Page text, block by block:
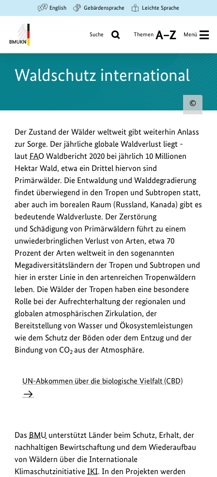
Hauptinhalt
springen
Suche
springen
Hauptnavigation
springen
English Gebärdensprache Leichte Sprache
Umwelt,
und
Sicherheit
Suche Themen
A
Z
Menü
Waldschutz international
Bild
Der Zustand der Wälder weltweit gibt weiterhin Anlass
zur Sorge. Der jährliche globale Waldverlust liegt -
laut FAO Waldbericht 2020 bei jährlich 10 Millionen
Hektar Wald, etwa ein Drittel hiervon sind
Primärwälder. Die Entwaldung und Walddegradierung
findet überwiegend in den Tropen und Subtropen statt,
aber auch im borealen Raum (Russland, Kanada) gibt es
bedeutende Waldverluste. Der Zerstörung
und Schädigung von Primärwäldern führt zu einem
unwiederbringlichen Verlust von Arten, etwa 70
Prozent der Arten weltweit in den sogenannten
Megadiversitätsländern der Tropen und Subtropen und
hier in erster Linie in den artenreichen Tropenwäldern
leben. Die Wälder der Tropen haben eine besondere
Rolle bei der Aufrechterhaltung der regionalen und
globalen atmosphärischen Zirkulation, der
Bereitstellung von Wasser und Ökosystemleistungen
wie dem Schutz der Böden oder dem Entzug und der
Bindung von CO2 aus der Atmosphäre.
UN-Abkommen über die biologische Vielfalt (CBD)
Das BMU unterstützt Länder beim Schutz, Erhalt, der
nachhaltigen Bewirtschaftung und dem Wiederaufbau
von Wäldern über die Internationale
Klimaschutzinitiative IKI. In den Projekten werden